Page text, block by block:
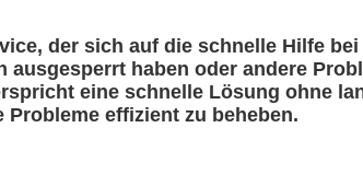
der sich auf die schnelle Hilfe
haben oder andere
eine schnelle Lösung ohne
effizient zu beheben.